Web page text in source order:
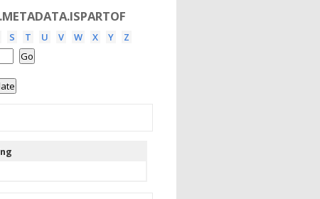
S T U V W X Y
Z